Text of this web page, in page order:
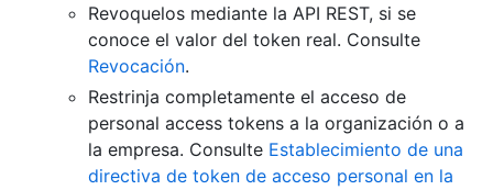
Revoquelos mediante la API REST, si se
conoce el valor del token real. Consulte
Revocación.
Restrinja completamente el acceso de
personal access tokens a la organización o a
la empresa. Consulte Establecimiento de una
directiva de token de acceso personal en la